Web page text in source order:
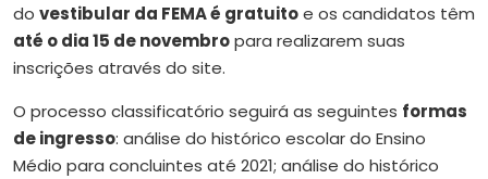
do vestibular da FEMA é gratuitoe os candidatos têm
até o dia 15 de novembropara realizarem suas
inscrições através do site.
O processo classificatório seguirá as seguintes formas
de ingresso: análise do histórico escolar do Ensino
Médio para concluintes até 2021; análise do histórico